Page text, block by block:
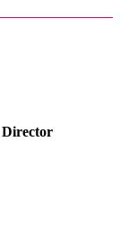
Director